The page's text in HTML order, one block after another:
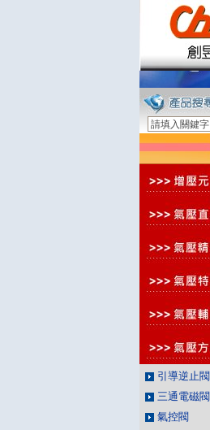
引導逆止閥
三通電磁閥
氣控閥